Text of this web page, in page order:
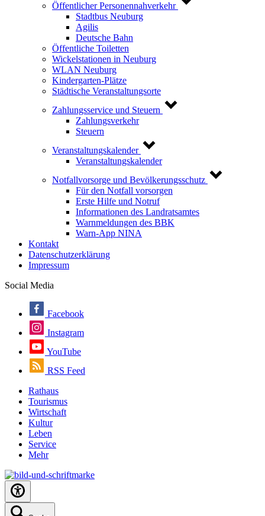
Öffentlicher Personennahverkehr
Stadtbus Neuburg
Agilis
Deutsche Bahn
Öffentliche Toiletten
Wickelstationen in Neuburg
WLAN Neuburg
Kindergarten-Plätze
Städtische Veranstaltungsorte
Zahlungsservice und Steuern
Zahlungsverkehr
Steuern
Veranstaltungskalender
Veranstaltungskalender
Notfallvorsorge und Bevölkerungsschutz
Für den Notfall vorsorgen
Erste Hilfe und Notruf
Informationen des Landratsamtes
Warnmeldungen des BBK
Warn-App NINA
Kontakt
Datenschutzerklärung
Impressum
Social Media
Facebook
Instagram
YouTube
RSS Feed
Rathaus
Tourismus
Wirtschaft
Kultur
Leben
Service
Mehr